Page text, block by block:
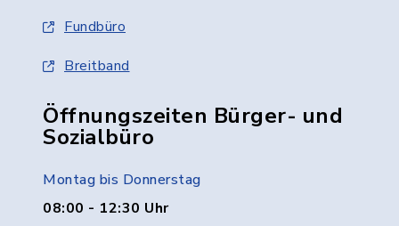
Fundbüro
Breitband
Öffnungszeiten Bürger- und
Sozialbüro
Montag bis Donnerstag
08:00 - 12:30 Uhr